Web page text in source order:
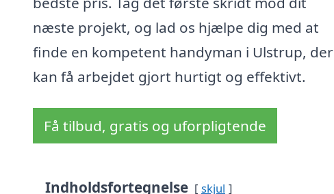
næste projekt, og lad os hjælpe dig med at
finde en kompetent handyman i Ulstrup, der
kan få arbejdet gjort hurtigt og effektivt.
Få tilbud, gratis og uforpligtende
Indholdsfortegnelse skjul